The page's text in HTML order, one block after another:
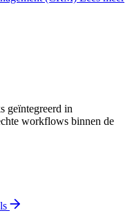
geïntegreerd in
workflows binnen de